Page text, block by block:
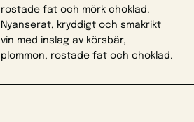
rostade fat och mörk choklad.
Nyanserat, kryddigt och smakrikt
vin med inslag av körsbär,
plommon, rostade fat och choklad.